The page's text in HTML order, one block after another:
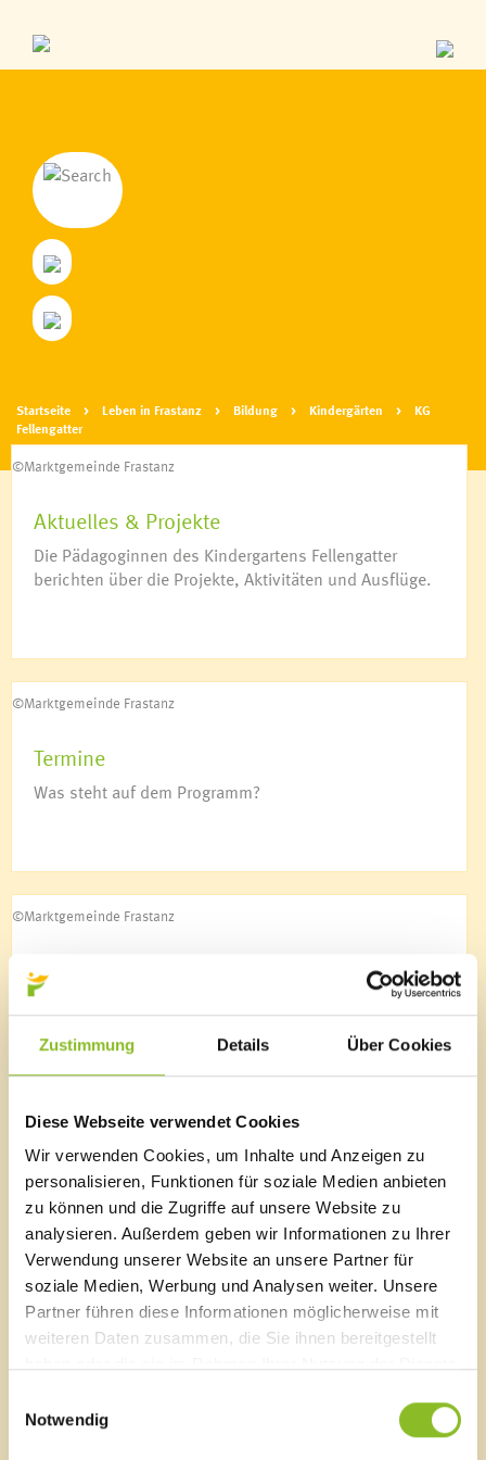
Zustimmung Details Über Cookies
Diese Webseite verwendet Cookies
Wir verwenden Cookies, um Inhalte und Anzeigen zu
personalisieren, Funktionen für soziale Medien anbieten
zu können und die Zugriffe auf unsere Website zu
analysieren. Außerdem geben wir Informationen zu Ihrer
Verwendung unserer Website an unsere Partner für
soziale Medien, Werbung und Analysen weiter. Unsere
Partner führen diese Informationen möglicherweise mit
weiteren Daten zusammen, die Sie ihnen bereitgestellt
Notwendig
Personen aus Frastanz
Zahlen & Daten
Geschichte
Parzellen
Wappen & Logo
Fraschtner Treff
Frastanz bittet zu Tisch
Netzwerk mehr Sprache
Deutschkurs für Frauen
Soziale Nahversorgung
Vorsorgemappe
Krankenpflege
Mobiler Hilfsdienst
Essen auf Rädern für Senioren
Wohnen für Jung & Alt
Aqua Mühle Vorarlberg
Jugendhaus K9
Liste von Institutionen
Elternberatung
familieplus
Familienlotsinnen
Familienimpulse
Familienhilfe
Familienzuschuss
Familienpass
Tagesbetreuung für Senioren
Seniorenverbindungen
Tagesmütter
Babysitter-Dienst
Aktion Heugabel
Startseite Leben in Frastanz Bildung Kindergärten
KG
Fellengatter
©Marktgemeinde Frastanz
Aktuelles & Projekte
Die Pädagoginnen des Kindergartens Fellengatter
berichten über die Projekte, Aktivitäten und Ausflüge.
©Marktgemeinde Frastanz
Termine
Was steht auf dem Programm?
©Marktgemeinde Frastanz
Über uns
Hier finden Sie ein Kurzporträt und die Öffnungszeiten.
©Marktgemeinde Frastanz
Unser Team
Die Mitarbeiterinnen des Kindergartens Fellengatter.
Kindergarten Fellengatter
A-6820 Frastanz, Österreich
Lageplan